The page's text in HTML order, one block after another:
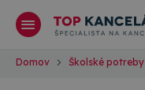
Domov Školské potreby